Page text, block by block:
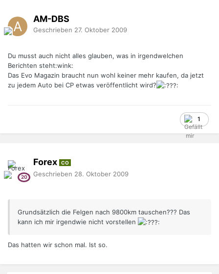
AM-DBS
Geschrieben 27. Oktober 2009
Du musst auch nicht alles glauben, was in irgendwelchen
Berichten steht:wink:
Das Evo Magazin braucht nun wohl keiner mehr kaufen, da jetzt
zu jedem Auto bei CP etwas veröffentlicht wird?
1
Forex CO
Geschrieben 28. Oktober 2009
Grundsätzlich die Felgen nach 9800km tauschen??? Das
kann ich mir irgendwie nicht vorstellen
Das hatten wir schon mal. Ist so.